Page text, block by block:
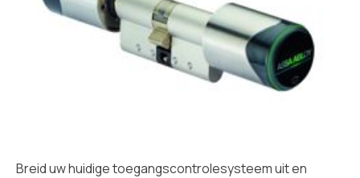
Breid uw huidige toegangscontrolesysteem uit en